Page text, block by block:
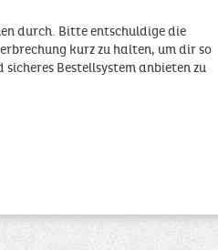
durch. Bitte entschuldige die
kurz zu halten, um dir so
Bestellsystem anbieten zu